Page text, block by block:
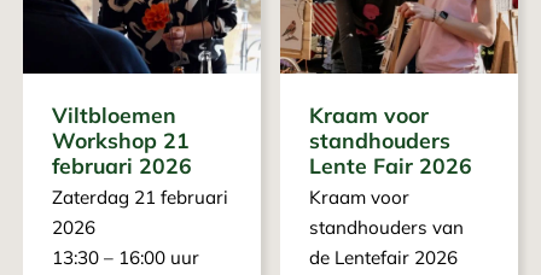
Viltbloemen
Workshop 21
februari 2026
Zaterdag 21 februari
2026
13:30 – 16:00 uur
Kraam voor
standhouders
Lente Fair 2026
Kraam voor
standhouders van
de Lentefair 2026